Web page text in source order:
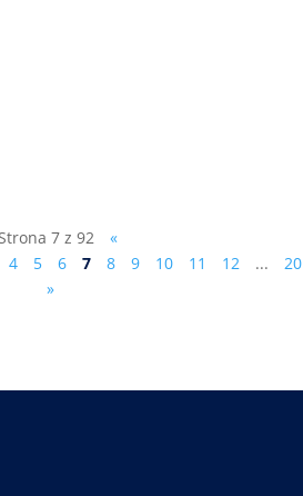
7 z 92
«
4 5 6 7 8 9 10 11 12 ...
20
»